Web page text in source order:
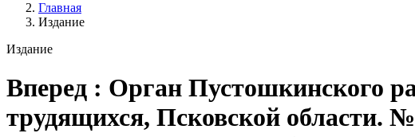
Главная
Издание
Издание
Вперед : Орган Пустошкинского
трудящихся, Псковской области.